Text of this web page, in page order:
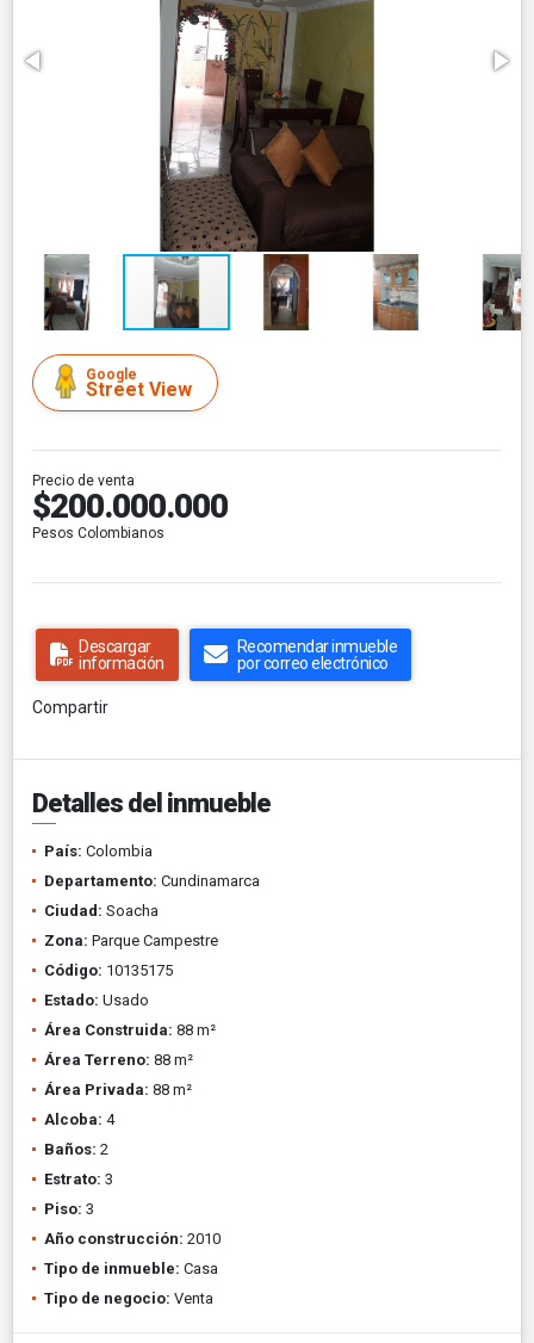
Google
Street View
Precio de venta
$200.000.000
Pesos Colombianos
Descargar
información
Recomendar inmueble
por correo electrónico
Compartir
Detalles del inmueble
País: Colombia
Departamento: Cundinamarca
Ciudad: Soacha
Zona: Parque Campestre
Código: 10135175
Estado: Usado
Área Construida: 88 m²
Área Terreno: 88 m²
Área Privada: 88 m²
Alcoba: 4
Baños: 2
Estrato: 3
Piso: 3
Año construcción: 2010
Tipo de inmueble: Casa
Tipo de negocio: Venta